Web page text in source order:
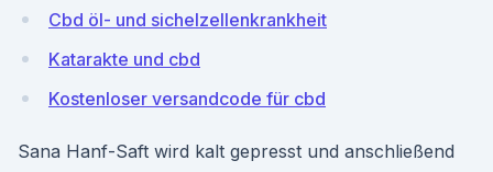
Cbd öl- und sichelzellenkrankheit
Katarakte und cbd
Kostenloser versandcode für cbd
Sana Hanf-Saft wird kalt gepresst und anschließend